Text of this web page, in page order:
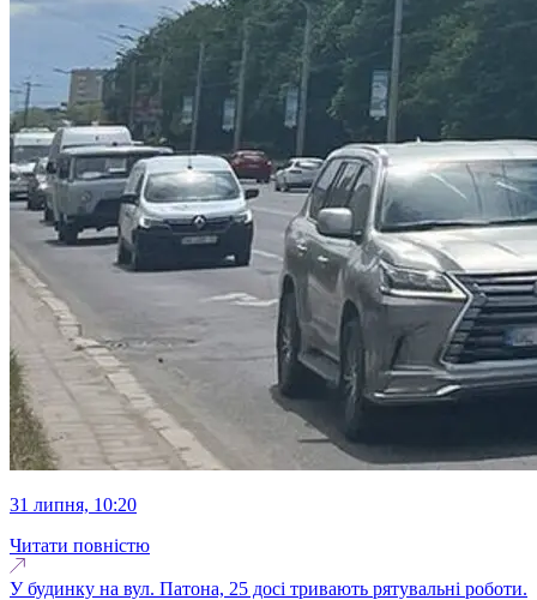
31 липня, 10:20
Читати повністю
У будинку на вул. Патона, 25 досі тривають рятувальні роботи.